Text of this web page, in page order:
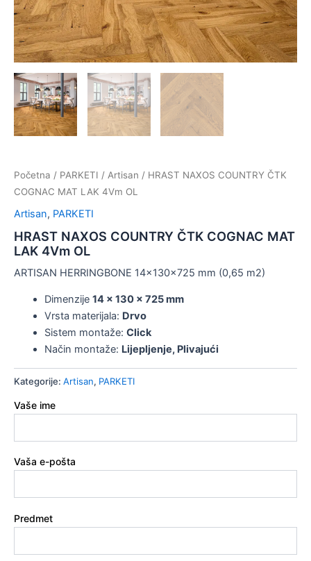
Početna / PARKETI / Artisan / HRAST NAXOS COUNTRY ČTK
COGNAC MAT LAK 4Vm OL
Artisan, PARKETI
HRAST NAXOS COUNTRY ČTK COGNAC MAT
LAK 4Vm OL
ARTISAN HERRINGBONE 14x130x725 mm (0,65 m2)
Dimenzije 14 x 130 x 725 mm
Vrsta materijala: Drvo
Sistem montaže: Click
Način montaže: Lijepljenje, Plivajući
Kategorije: Artisan, PARKETI
Vaše ime
Vaša e-pošta
Predmet